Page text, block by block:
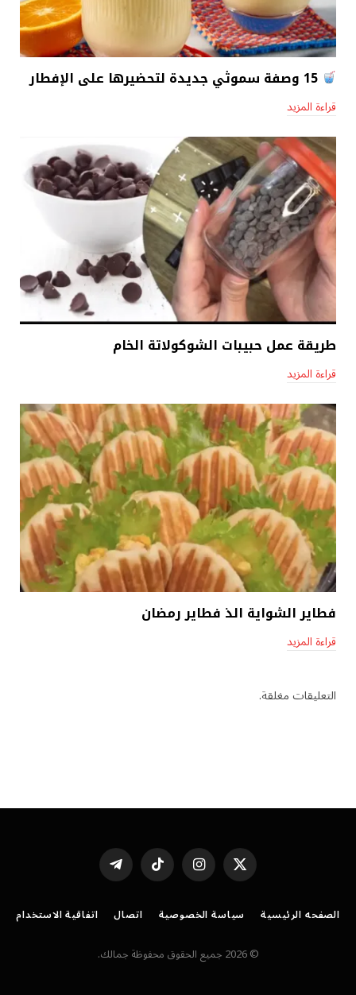
15 وصفة سموثي جديدة لتحضيرها على الإفطار
قراءة المزيد
طريقة عمل حبيبات الشوكولاتة الخام
قراءة المزيد
فطاير الشواية الذ فطاير رمضان
قراءة المزيد
التعليقات مغلقة.
X
(Twitter)
الانستغرامتيكتوك تيلقرام
الصفحه الرئيسية سياسة الخصوصية اتصال اتفاقية الاستخدام
© 2026 جميع الحقوق محفوظة جمالك.